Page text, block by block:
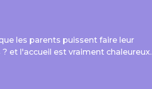
les parents puissent faire leur
et l'accueil est vraiment chaleureux.